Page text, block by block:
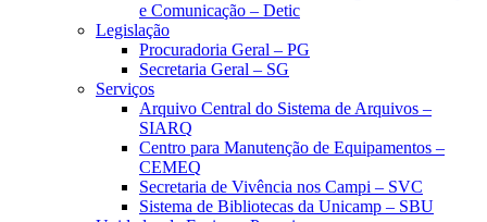
e Comunicação – Detic
Legislação
Procuradoria Geral – PG
Secretaria Geral – SG
Serviços
Arquivo Central do Sistema de Arquivos –
SIARQ
Centro para Manutenção de Equipamentos –
CEMEQ
Secretaria de Vivência nos Campi – SVC
Sistema de Bibliotecas da Unicamp – SBU